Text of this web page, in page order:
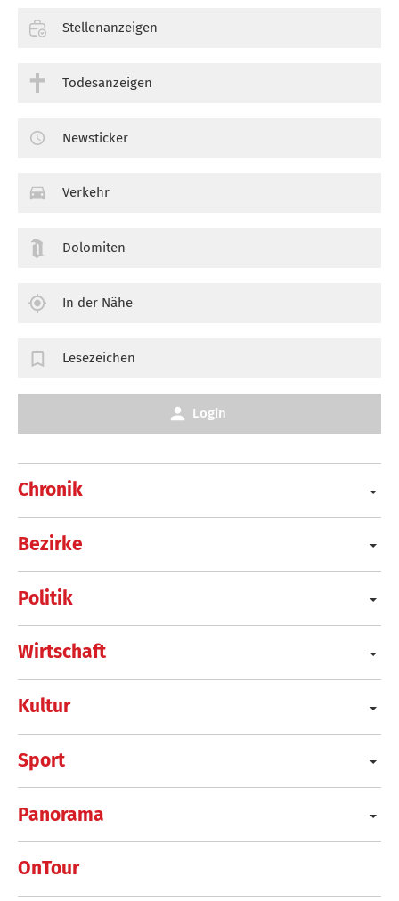
Chronik
Bezirke
Politik
Wirtschaft
Kultur
Sport
Panorama
OnTour
Stellenanzeigen
Todesanzeigen
Newsticker
Verkehr
Dolomiten
In der Nähe
Lesezeichen
Login